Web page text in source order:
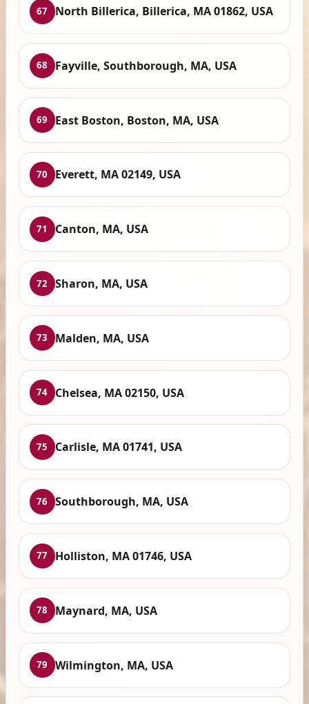
67 North Billerica, Billerica, MA 01862, USA
68 Fayville, Southborough, MA, USA
69 East Boston, Boston, MA, USA
70 Everett, MA 02149, USA
71 Canton, MA, USA
72 Sharon, MA, USA
73 Malden, MA, USA
74 Chelsea, MA 02150, USA
75 Carlisle, MA 01741, USA
76 Southborough, MA, USA
77 Holliston, MA 01746, USA
78 Maynard, MA, USA
79 Wilmington, MA, USA